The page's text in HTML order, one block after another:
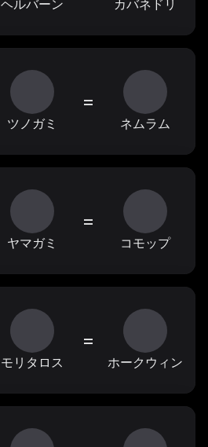
ヘルバーン カバネドリ
ツノガミ
=
ネムラム
ヤマガミ
=
コモップ
モリタロス
=
ホークウィン